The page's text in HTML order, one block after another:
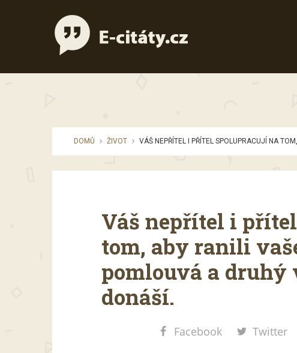
DOMŮ ŽIVOT VÁŠ NEPŘÍTEL I PŘÍTEL SPOLUPRACUJÍ NA
Váš nepřítel i
tom, aby ranili
pomlouvá a
donáší.
Facebook Twitter